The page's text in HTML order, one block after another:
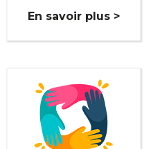
En savoir plus >